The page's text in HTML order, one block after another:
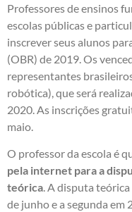
Professores de ensinos
escolas públicas e
inscrever seus alunos
(OBR) de 2019. Os
representantes
robótica), que será
2020. As inscrições
maio.
O professor da escola é
pela internet para a
teórica. A disputa
de junho e a segunda em